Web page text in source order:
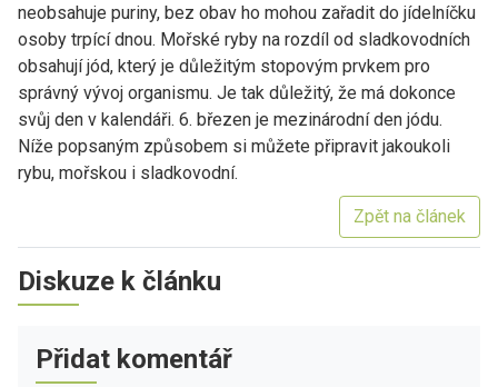
neobsahuje puriny, bez obav ho mohou zařadit do jídelníčku
osoby trpící dnou. Mořské ryby na rozdíl od sladkovodních
obsahují jód, který je důležitým stopovým prvkem pro
správný vývoj organismu. Je tak důležitý, že má dokonce
svůj den v kalendáři. 6. březen je mezinárodní den jódu.
Níže popsaným způsobem si můžete připravit jakoukoli
rybu, mořskou i sladkovodní.
Zpět na článek
Diskuze k článku
Přidat komentář